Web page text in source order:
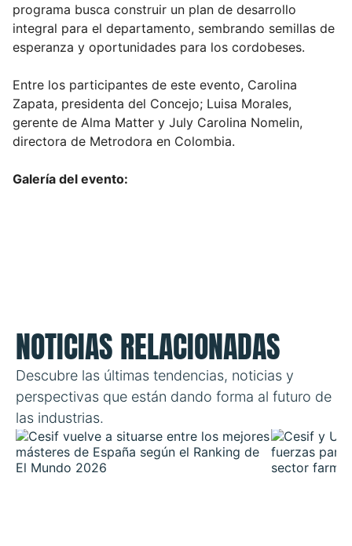
programa busca construir un plan de desarrollo
integral para el departamento, sembrando semillas de
esperanza y oportunidades para los cordobeses.
Entre los participantes de este evento, Carolina
Zapata, presidenta del Concejo; Luisa Morales,
gerente de Alma Matter y July Carolina Nomelin,
directora de Metrodora en Colombia.
Galería del evento:
NOTICIAS RELACIONADAS
Descubre las últimas tendencias, noticias y
perspectivas que están dando forma al futuro de
las industrias.